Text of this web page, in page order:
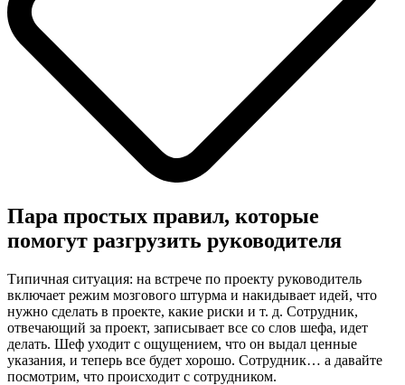
Пара простых правил, которые
помогут разгрузить руководителя
Типичная ситуация: на встрече по проекту руководитель
включает режим мозгового штурма и накидывает идей, что
нужно сделать в проекте, какие риски и т. д. Сотрудник,
отвечающий за проект, записывает все со слов шефа, идет
делать. Шеф уходит с ощущением, что он выдал ценные
указания, и теперь все будет хорошо. Сотрудник… а давайте
посмотрим, что происходит с сотрудником.